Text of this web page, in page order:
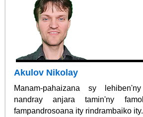
Akulov Nikolay
Manam-pahaizana sy
nandray anjara tamin'ny
fampandrosoana ity rindrambaiko ity.